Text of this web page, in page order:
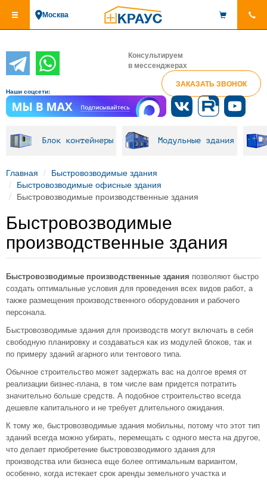
основному
Москва
Консультируем
в мессенджерах
ЗАКАЗАТЬ ЗВОНОК
Наши соцсети:
Блок контейнеры Модульные здания
Главная
Быстровозводимые здания
Быстровозводимые офисные здания
Быстровозводимые производственные здания
Быстровозводимые
производственные здания
Быстровозводимые производственные здания позволяют быстро
создать оптимальные условия для проведения всех видов работ, а
также размещения производственного оборудования и рабочего
персонала.
Быстровозводимые здания для производств могут включать в себя
свободную планировку и создаваться как из модулей блоков, так и
по примеру зданий агарного или тентового типа.
Обычное строительство может задержать вас на долгое время от
реализации бизнес-плана, в том числе вам придется потратить
значительно больше средств. А подобное строительство всегда
дешевле капитального и не требует длительного ожидания.
К тому же, быстровозводимые здания мобильны, потому что этот тип
зданий всегда можно убирать, перемещать с одного места на другое,
что делает приобретение быстровозводимого здания для
производства или бизнеса еще более оптимальным вариантом,
особенно, когда истекает срок аренды земельного участка и